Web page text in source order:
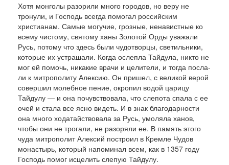
Хотя монголы разорили много городов, но ве­ру не
тронули, и Господь всегда помогал рос­сийским
христианам. Самые могучие, грозные, не­навистные ко
всему чистому, святому ханы Золо­той Орды уважали
Русь, потому что здесь были чудотворцы, светильники,
которые их устра­шали. Когда ослепла Тайдула, никто не
мог ей помочь, никакие врачи и целители, и тогда посла­
ли к митрополиту Алексию. Он пришел, с великой верой
совершил молебное пение, окропил водой царицу
Тайдулу — и она почувствовала, что слепо­та спала с ее
очей и стала все ясно видеть. И в знак благодарности
она много ходатайствовала за Русь, умоляла ханов,
чтобы они не трогали, не разоряли ее. В память этого
чуда митрополит Алексий постро­ил в Кремле Чудов
монастырь, который напоминал всем, как в 1357 году
Господь помог ис­целить слепую Тайдулу.